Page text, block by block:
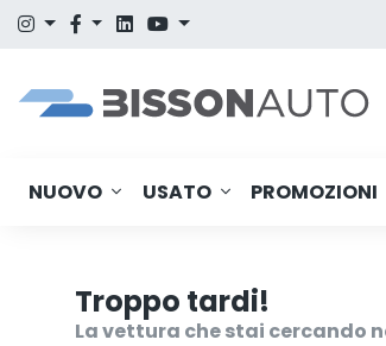
NUOVO USATO PROMOZIONI
Troppo tardi!
La vettura che stai cercando